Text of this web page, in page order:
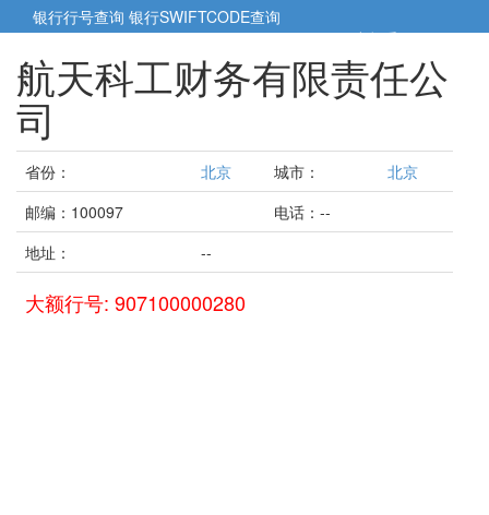
银行行号查询 银行SWIFTCODE查询
5cm小帮手5cm.cn
航天科工财务有限责任公
司
省份： 北京 城市：
北京
邮编：100097
电话：--
地址：
--
大额行号: 907100000280